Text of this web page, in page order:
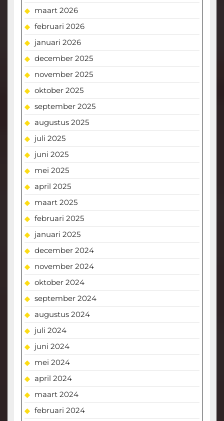
maart 2026
februari 2026
januari 2026
december 2025
november 2025
oktober 2025
september 2025
augustus 2025
juli 2025
juni 2025
mei 2025
april 2025
maart 2025
februari 2025
januari 2025
december 2024
november 2024
oktober 2024
september 2024
augustus 2024
juli 2024
juni 2024
mei 2024
april 2024
maart 2024
februari 2024